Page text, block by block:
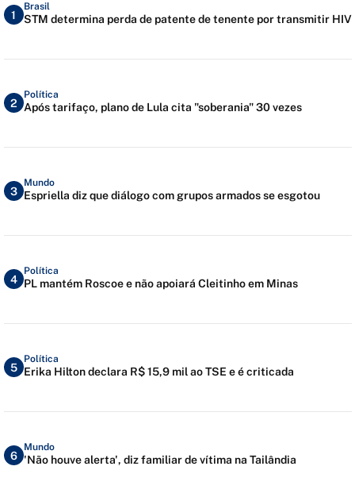
1
Brasil
STM determina perda de patente de tenente por transmitir HIV
2
Política
Após tarifaço, plano de Lula cita "soberania" 30 vezes
3
Mundo
Espriella diz que diálogo com grupos armados se esgotou
4
Política
PL mantém Roscoe e não apoiará Cleitinho em Minas
5
Política
Erika Hilton declara R$ 15,9 mil ao TSE e é criticada
6
Mundo
'Não houve alerta', diz familiar de vítima na Tailândia